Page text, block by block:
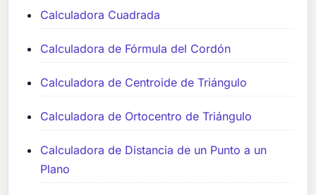
Calculadora Cuadrada
Calculadora de Fórmula del Cordón
Calculadora de Centroide de Triángulo
Calculadora de Ortocentro de Triángulo
Calculadora de Distancia de un Punto a un
Plano